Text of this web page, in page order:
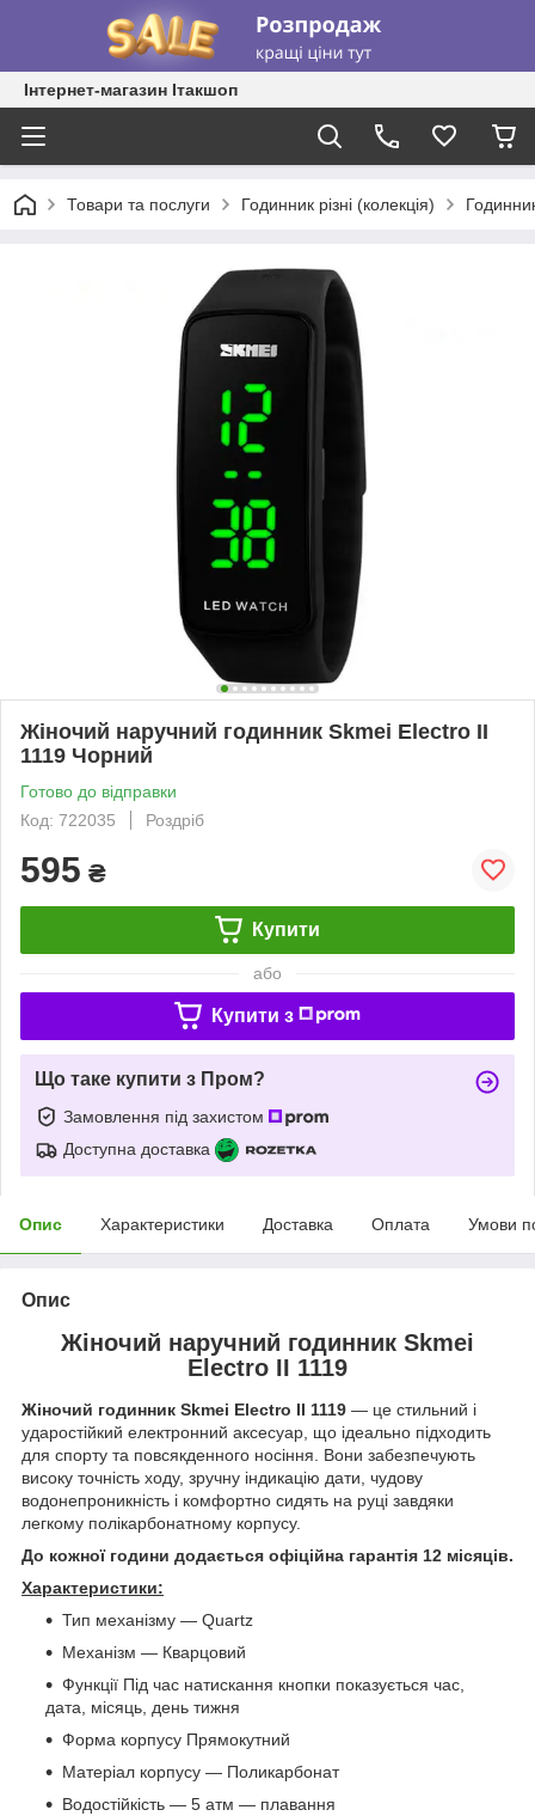
Інтернет-магазин Ітакшоп
Товари та послуги Годинник різні (колекція)
Жіночий наручний годинник Skmei Electro II
1119 Чорний
Готово до відправки
Код: 722035
Роздріб
595 ₴
Купити
або
Купити з
Що таке купити з Пром?
Замовлення під захистом
Доступна доставка
Опис Характеристики Доставка Оплата Умови
Опис
Жіночий наручний годинник Skmei
Electro II 1119
Жіночий годинник Skmei Electro II 1119 — це стильний і
ударостійкий електронний аксесуар, що ідеально підходить
для спорту та повсякденного носіння. Вони забезпечують
високу точність ходу, зручну індикацію дати, чудову
водонепроникність і комфортно сидять на руці завдяки
легкому полікарбонатному корпусу.
До кожної години додається офіційна гарантія 12 місяців.
Характеристики:
Тип механізму — Quartz
Механізм — Кварцовий
Функції Під час натискання кнопки показується час,
дата, місяць, день тижня
Форма корпусу Прямокутний
Матеріал корпусу — Поликарбонат
Водостійкість — 5 атм — плавання